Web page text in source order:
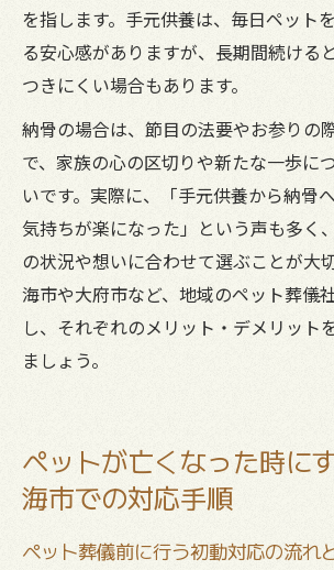
を指します。手元供養は、毎日ペット
る安心感がありますが、長期間続ける
つきにくい場合もあります。
納骨の場合は、節目の法要やお参りの
で、家族の心の区切りや新たな一歩に
いです。実際に、「手元供養から納骨
気持ちが楽になった」という声も多く
の状況や想いに合わせて選ぶことが大
海市や大府市など、地域のペット葬儀
し、それぞれのメリット・デメリット
ましょう。
ペットが亡くなった時に
海市での対応手順
ペット葬儀前に行う初動対応の流れ